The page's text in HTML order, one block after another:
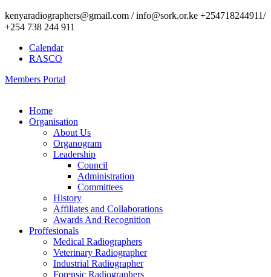
kenyaradiographers@gmail.com / info@sork.or.ke +254718244911/
+254 738 244 911
Calendar
RASCO
Members Portal
Home
Organisation
About Us
Organogram
Leadership
Council
Administration
Committees
History
Affiliates and Collaborations
Awards And Recognition
Proffesionals
Medical Radiographers
Veterinary Radiographer
Industrial Radiographer
Forensic Radiographers